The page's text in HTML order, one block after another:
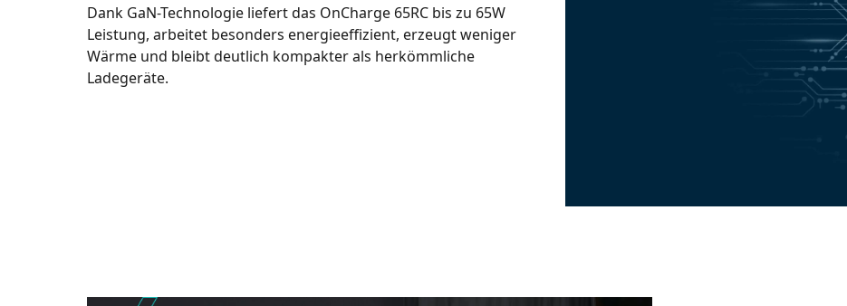
Dank GaN-Technologie liefert das OnCharge 65RC bis zu 65W
Leistung, arbeitet besonders energieeffizient, erzeugt weniger
Wärme und bleibt deutlich kompakter als herkömmliche
Ladegeräte.